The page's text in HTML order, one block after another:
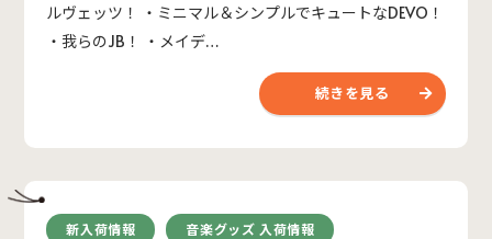
ルヴェッツ！ ・ミニマル＆シンプルでキュートなDEVO！
・我らのJB！ ・メイデ…
続きを見る
新入荷情報 音楽グッズ 入荷情報